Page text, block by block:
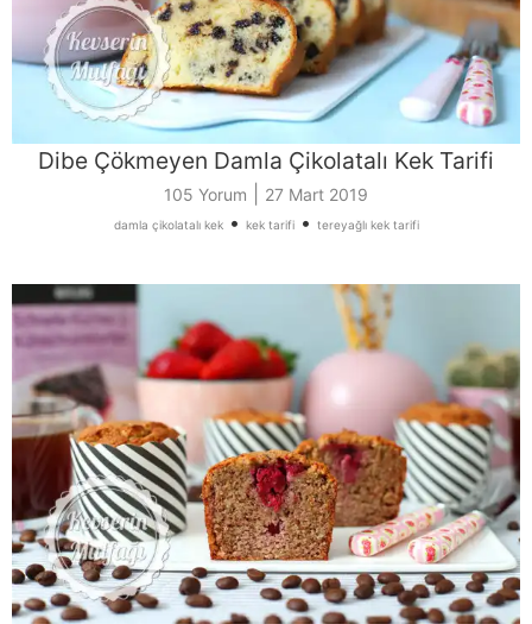
Dibe Çökmeyen Damla Çikolatalı Kek Tarifi
105 Yorum 27 Mart 2019
damla çikolatalı kek• kek tarifi• tereyağlı kek tarifi